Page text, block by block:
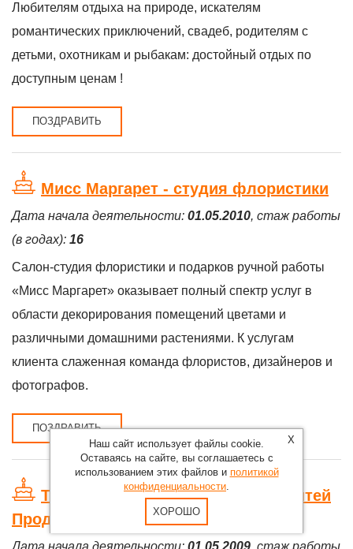
Любителям отдыха на природе, искателям
романтических приключений, свадеб, родителям с
детьми, охотникам и рыбакам: достойный отдых по
доступным ценам !
ПОЗДРАВИТЬ
Мисс Маргарет - студия флористики
Дата начала деятельности: 01.05.2010, стаж работы
(в годах): 16
Салон-студия флористики и подарков ручной работы
«Мисс Маргарет» оказывает полный спектр услуг в
области декорирования помещений цветами и
различными домашними растениями. К услугам
клиента слаженная команда флористов, дизайнеров и
фотографов.
ПОЗДРАВИТЬ
Танцевальное Травести Шоу Шантей
Проджект
Дата начала деятельности: 01.05.2009 , стаж работы
X
Наш сайт использует файлы cookie.
Оставаясь на сайте, вы соглашаетесь с
использованием этих файлов и политикой
конфиденциальности.
ХОРОШО